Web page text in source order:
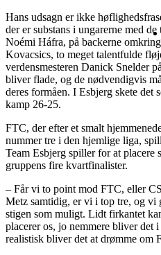
Hans udsagn er ikke
der er substans i ungarerne med
Noémi Háfra, på backerne
Kovacsics, to meget talentfulde
verdensmesteren Danick Snelder
bliver flade, og de nødvendigvis
deres formåen. I Esbjerg skete det
kamp 26-25.
FTC, der efter et smalt
nummer tre i den hjemlige liga,
Team Esbjerg spiller for at placere
gruppens fire kvartfinalister.
– Får vi to point mod FTC, eller
Metz samtidig, er vi i top tre, og vi
stigen som muligt. Lidt firkantet
placerer os, jo nemmere bliver det
realistisk bliver det at drømme om